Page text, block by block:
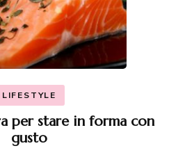
LIFESTYLE
per stare in forma con
gusto